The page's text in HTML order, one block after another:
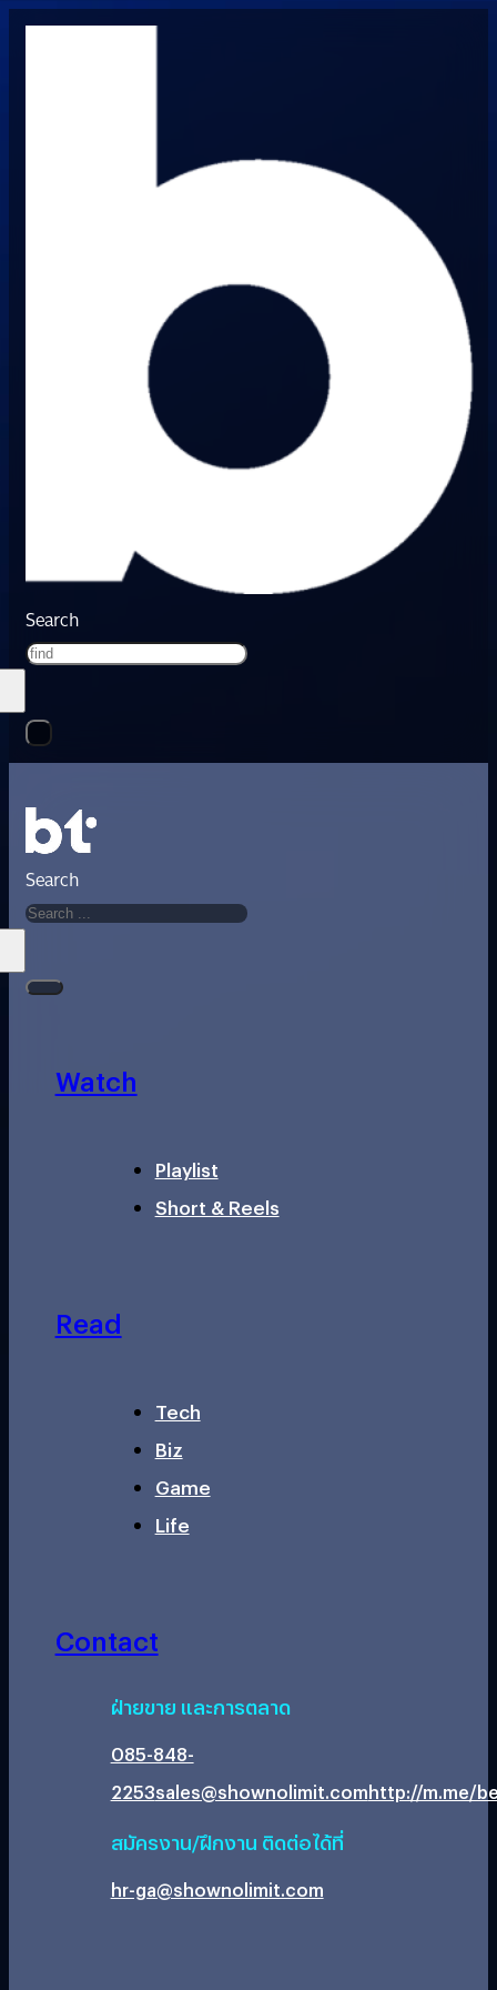
Search
Search
Watch
Playlist
Short & Reels
Read
Tech
Biz
Game
Life
Contact
ฝ่ายขาย และการตลาด
085-848-
2253sales@shownolimit.comhttp://m.me/
สมัครงาน/ฝึกงาน ติดต่อได้ที่
hr-ga@shownolimit.com